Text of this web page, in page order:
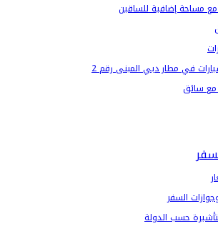
مساحة إضافية للساقين
في مطار دبي المبنى رقم 2
مع سائق
السفر
حسب الدولة